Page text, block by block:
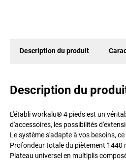
Description du produit
Description du
L'établi workalu® 4 pieds est un
d'accessoires, les possibilités
Le système s'adapte à vos besoins,
Profondeur totale du piètement 1440
Plateau universel en multiplis